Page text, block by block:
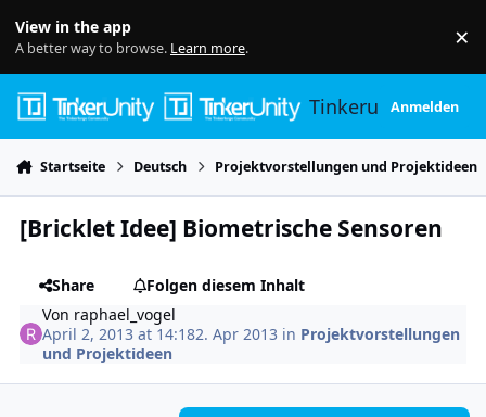
View in the app
A better way to browse. Learn more. ×
TinkerunityAnmelden
Startseite Deutsch Projektvorstellungen und Projektideen
[Bricklet Idee] Biometrische Sensoren
Share
Folgen diesem Inhalt
Von raphael_vogel
April 2, 2013 at 14:182. Apr 2013 in Projektvorstellungen
und Projektideen